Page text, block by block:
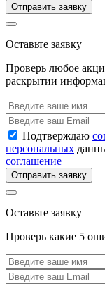
Отправить заявку
Оставьте заявку
Проверь любое
раскрытии
Подтверждаю
персональных
соглашение
Отправить заявку
Оставьте заявку
Проверь какие 5